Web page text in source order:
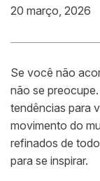
20 março, 2026
Se você não
não se
tendências para
movimento do
refinados de
para se inspirar.